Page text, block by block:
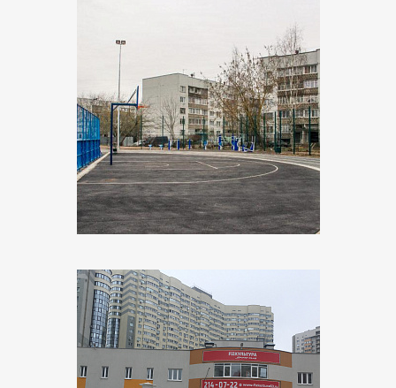
Объект:Спорт площадка школы №12
Адрес: г. Великие Луки, ул. Дружбы
Поставщик:Русский свет
Объект:ФОК «Физкультура»